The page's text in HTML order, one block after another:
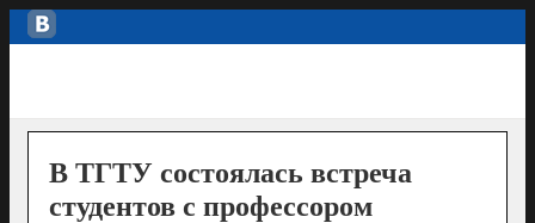
В ТГТУ состоялась встреча
студентов с профессором